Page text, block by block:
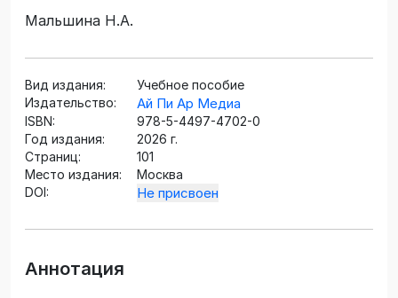
Мальшина Н.А.
Вид издания:
Учебное пособие
Издательство:
Ай Пи Ар Медиа
ISBN:
978-5-4497-4702-0
Год издания:
2026 г.
Страниц:
101
Место издания:
Москва
DOI:
Не присвоен
Аннотация